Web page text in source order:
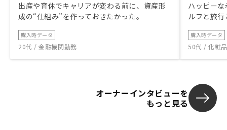
出産や育休でキャリアが変わる前に、資産形
成の“仕組み”を作っておきたかった。
購入時データ
20代 / 金融機関勤務
ハッピー
ルフと旅
購入時データ
50代 / 化粧
オーナーインタビューを
もっと見る